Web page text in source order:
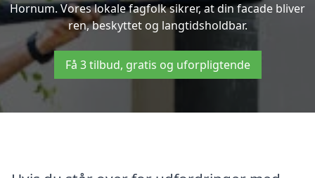
Hornum. Vores lokale fagfolk sikrer, at din facade bliver
ren, beskyttet og langtidsholdbar.
Få 3 tilbud, gratis og uforpligtende